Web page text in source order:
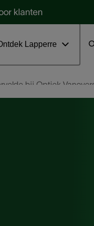
klanten
Lapperre
bij Optiek